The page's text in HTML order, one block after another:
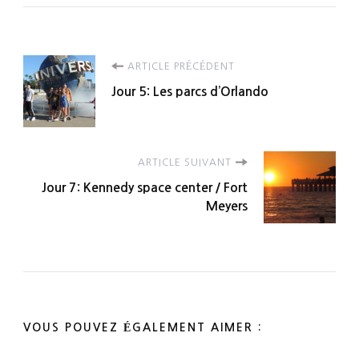
Navigation
d'article
ARTICLE PRÉCÉDENT
Jour 5: Les parcs d’Orlando
ARTICLE SUIVANT
Jour 7: Kennedy space center / Fort
Meyers
VOUS POUVEZ ÉGALEMENT AIMER :